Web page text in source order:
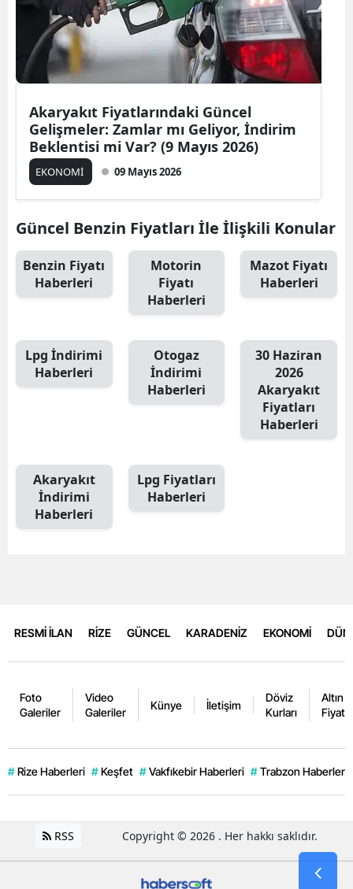
Akaryakıt Fiyatlarındaki Güncel
Gelişmeler: Zamlar mı Geliyor, İndirim
Beklentisi mi Var? (9 Mayıs 2026)
EKONOMİ 09 Mayıs 2026
Güncel Benzin Fiyatları İle İlişkili Konular
Benzin Fiyatı
Haberleri
Motorin
Fiyatı
Haberleri
Mazot Fiyatı
Haberleri
Lpg İndirimi
Haberleri
Otogaz
İndirimi
Haberleri
30 Haziran
2026
Akaryakıt
Fiyatları
Haberleri
Akaryakıt
İndirimi
Haberleri
Lpg Fiyatları
Haberleri
RESMİ İLAN RİZE GÜNCEL KARADENİZ EKONOMİ
Foto
Galeriler
Video
Galeriler
Künye İletişim
Döviz
Kurları
Altın
# Rize Haberleri # Keşfet # Vakfıkebir Haberleri # Trabzon Haberleri
RSS Copyright © 2026 . Her hakkı saklıdır.